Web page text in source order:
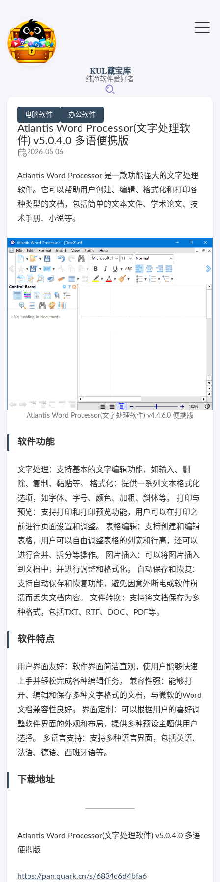
KUL藏宝库
纯净软件爱好者
电脑软件 办公软件
Atlantis Word Processor(文字处理软
件) v5.0.4.0 多语便携版
2026-05-06
Atlantis Word Processor 是一款功能强大的文字处理
软件。它可以帮助用户创建、编辑、格式化和打印各
种类型的文档，包括简单的文本文件、学术论文、技
术手册、小说等。
Atlantis Word Processor(文字处理软件) v4.4.6.0 便携版
软件功能
文字处理：支持基本的文字编辑功能，如输入、删
除、复制、黏贴等。 格式化：提供一系列文本格式化
选项，如字体、字号、颜色、加粗、斜体等。 打印与
预览：支持打印和打印预览功能，用户可以在打印之
前进行页面设置和调整。 表格编辑：支持创建和编辑
表格，用户可以自由调整表格的列宽和行高，还可以
进行合并、拆分等操作。 图片插入：可以将图片插入
到文档中，并进行调整和格式化。 自动保存和恢复：
支持自动保存和恢复功能，避免因意外断电或软件崩
溃而丢失文档内容。 文件转换：支持将文档保存为多
种格式，包括TXT、RTF、DOC、PDF等。
软件特点
用户界面友好：软件界面简洁直观，使用户能够快速
上手并轻松完成各种编辑任务。 兼容性强：能够打
开、编辑和保存多种文字格式的文档，与微软的Word
文档兼容性良好。 界面定制：可以根据用户的喜好调
整软件界面的外观和布局，提供多种预设主题供用户
选择。 多语言支持：支持多种语言界面，包括英语、
法语、德语、西班牙语等。
下载地址
Atlantis Word Processor(文字处理软件) v5.0.4.0 多语
便携版
https://pan.quark.cn/s/6834c6d4bfa6